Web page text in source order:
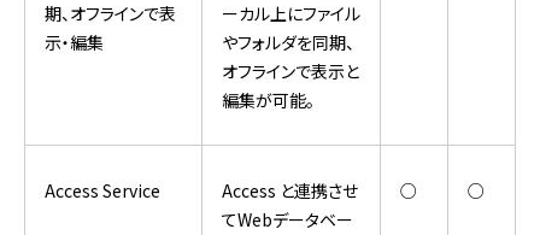
期、オフラインで表
示・編集
ーカル上にファイル
やフォルダを同期、
オフラインで表示と
編集が可能。
Access Service
Access と連携させ
てWebデータベー
○ ○